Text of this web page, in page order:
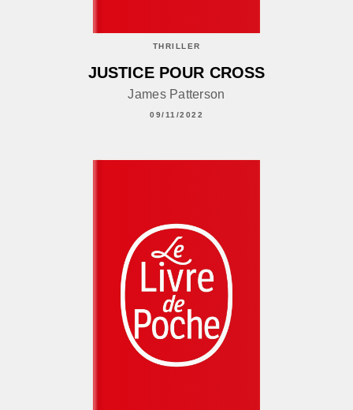
THRILLER
JUSTICE POUR CROSS
James Patterson
09/11/2022